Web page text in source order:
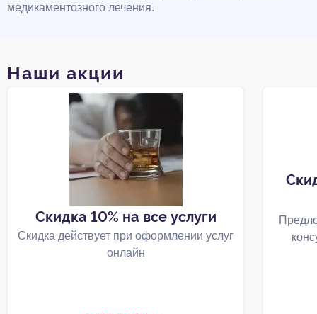
медикаментозного лечения.
Наши акции
Скидка 10% на все услуги
Скидка действует при оформлении услуг
онлайн